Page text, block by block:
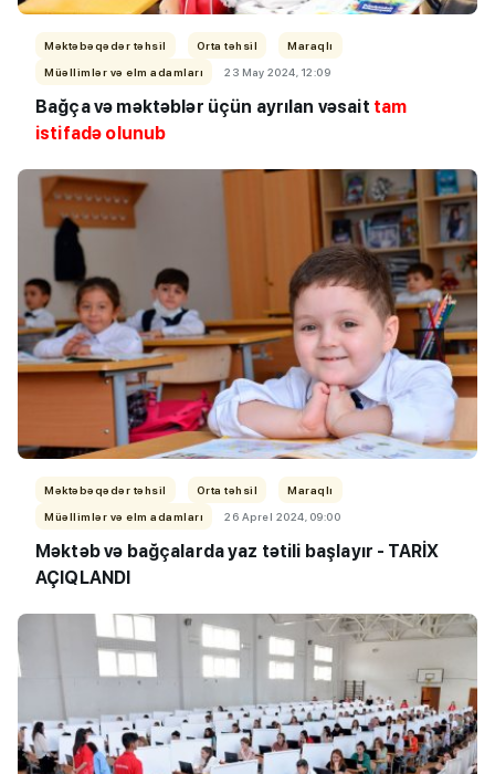
Məktəbəqədər təhsil Orta təhsil
Maraqlı
Müəllimlər və elm adamları
23 May 2024, 12:09
Bağça və məktəblər üçün ayrılan vəsait tam
istifadə olunub
Məktəbəqədər təhsil Orta təhsil
Maraqlı
Müəllimlər və elm adamları
26 Aprel 2024, 09:00
Məktəb və bağçalarda yaz tətili başlayır - TARİX
AÇIQLANDI